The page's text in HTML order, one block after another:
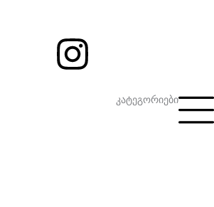
კატეგორიები